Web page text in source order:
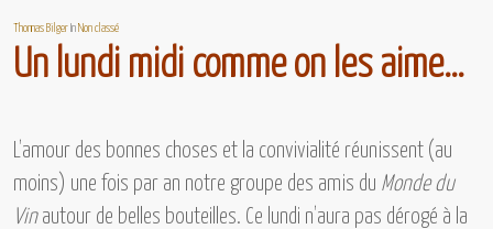
Thomas Bilger InNon classé
Un lundi midi comme on les aime…
L’amour des bonnes choses et la convivialité réunissent (au
moins) une fois par an notre groupe des amis du Monde du
Vinautour de belles bouteilles. Ce lundi n’aura pas dérogé à la